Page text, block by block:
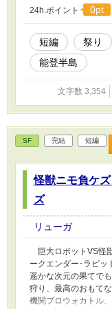
24h.ポイント 0pt
短編 祭り
能登半島
文字数 3,354
SF 完結 短編
怪獣ニモ負ケ
ズ
リューガ
巨大ロボットVS怪
ークエンダー･ラビ
遥かな次元の果て
狩り、最高のおもて
機関プロウォカト